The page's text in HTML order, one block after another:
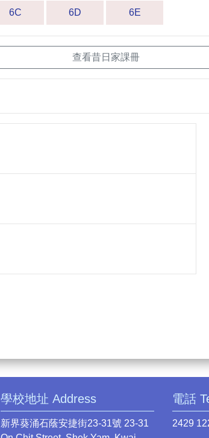
6C 6D 6E
查看昔日家課冊
學校地址 Address
新界葵涌石蔭安捷街23-31號 23-31
電話
2429